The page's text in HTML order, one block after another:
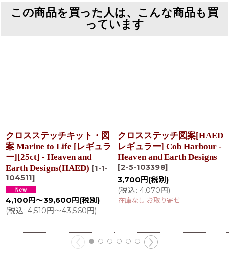
この商品を買った人は、こんな商品も買
っています
クロスステッチキット・図
案 Marine to Life [レギュラ
ー][25ct] - Heaven and
Earth Designs(HAED) [1-1-
104511]
4,100 円～39,600 円 (税別)
(税込: 4,510円～43,560円)
クロスステッチ図案[HAED
レギュラー] Cob Harbour -
Heaven and Earth Designs
[2-5-103398]
3,700 円 (税別)
(税込: 4,070円)
在庫なし お取り寄せ